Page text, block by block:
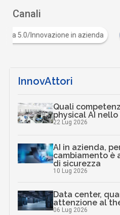
Canali
Industria 5.0/Innovazione in
InnovAttori
Quali
physical AI
22 Lug 2026
AI in azienda,
cambiamento è
di sicurezza
10 Lug 2026
Data center,
attenzione al
06 Lug 2026